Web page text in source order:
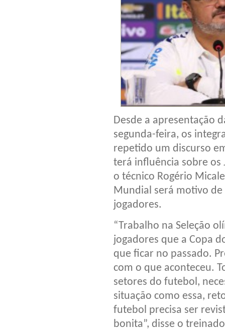
Desde a apresentação
segunda-feira, os
repetido um discurso
terá influência sobre os
o técnico Rogério
Mundial será motivo
jogadores.
“Trabalho na Seleção
jogadores que a Copa
que ficar no passado.
com o que aconteceu.
setores do futebol,
situação como essa,
futebol precisa ser
bonita”, disse o